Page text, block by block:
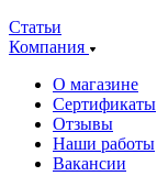
Статьи
Компания
О магазине
Сертификаты
Отзывы
Наши работы
Вакансии